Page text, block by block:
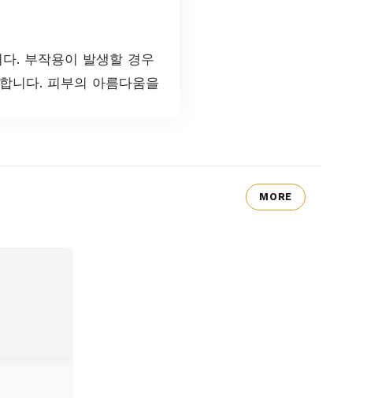
. 부작용이 발생할 경우
니다. 피부의 아름다움을
MORE